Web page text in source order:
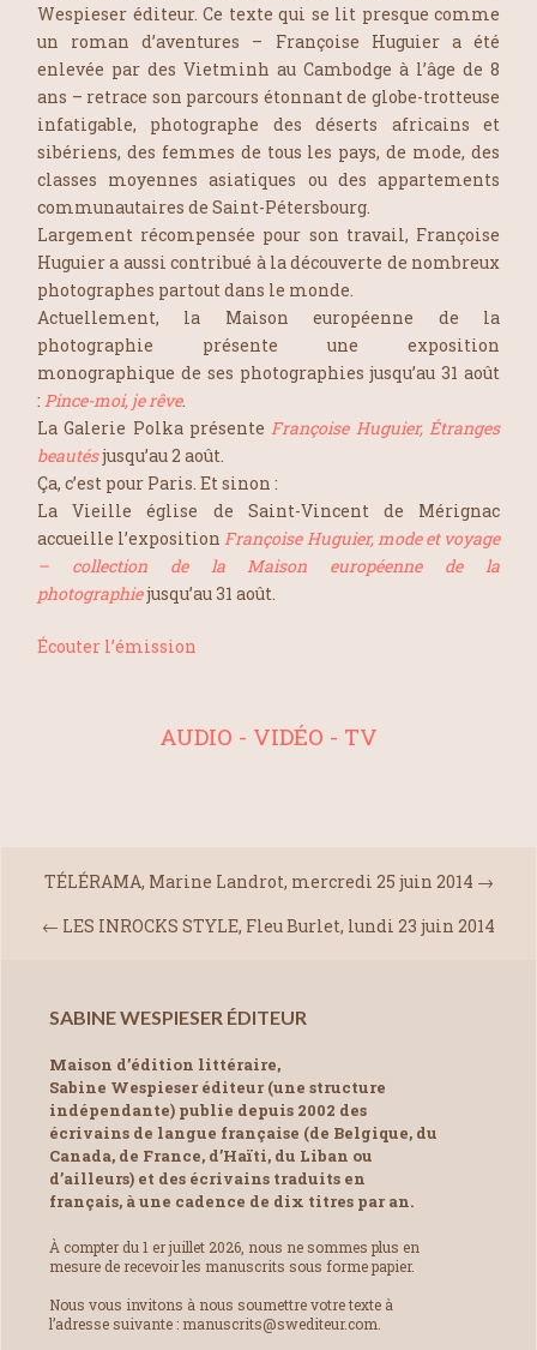
Wespieser éditeur. Ce texte qui se lit presque comme
un roman d’aventures – Françoise Huguier a été
enlevée par des Vietminh au Cambodge à l’âge de 8
ans – retrace son parcours étonnant de globe-trotteuse
infatigable, photographe des déserts africains et
sibériens, des femmes de tous les pays, de mode, des
classes moyennes asiatiques ou des appartements
communautaires de Saint-Pétersbourg.
Largement récompensée pour son travail, Françoise
Huguier a aussi contribué à la découverte de nombreux
photographes partout dans le monde.
Actuellement, la Maison européenne de la
photographie présente une exposition
monographique de ses photographies jusqu’au 31 août
: Pince-moi, je rêve.
La Galerie Polka présenteFrançoise Huguier, Étranges
beautésjusqu’au 2 août.
Ça, c’est pour Paris. Et sinon :
La Vieille église de Saint-Vincent de Mérignac
accueille l’expositionFrançoise Huguier, mode et voyage
– collection de la Maison européenne de la
photographiejusqu’au 31 août.
Écouter l’émission
AUDIO - VIDÉO - TV
TÉLÉRAMA, Marine Landrot, mercredi 25 juin 2014 →
← LES INROCKS STYLE, Fleu Burlet, lundi 23 juin 2014
SABINE WESPIESER ÉDITEUR
Maison d’édition littéraire,
Sabine Wespieser éditeur (une structure
indépendante) publie depuis 2002 des
écrivains de langue française (de Belgique, du
Canada, de France, d’Haïti, du Liban ou
d’ailleurs) et des écrivains traduits en
français, à une cadence de dix titres par an.
À compter du 1 er juillet 2026, nous ne sommes plus en
mesure de recevoir les manuscrits sous forme papier.
Nous vous invitons à nous soumettre votre texte à
l’adresse suivante : manuscrits@swediteur.com.